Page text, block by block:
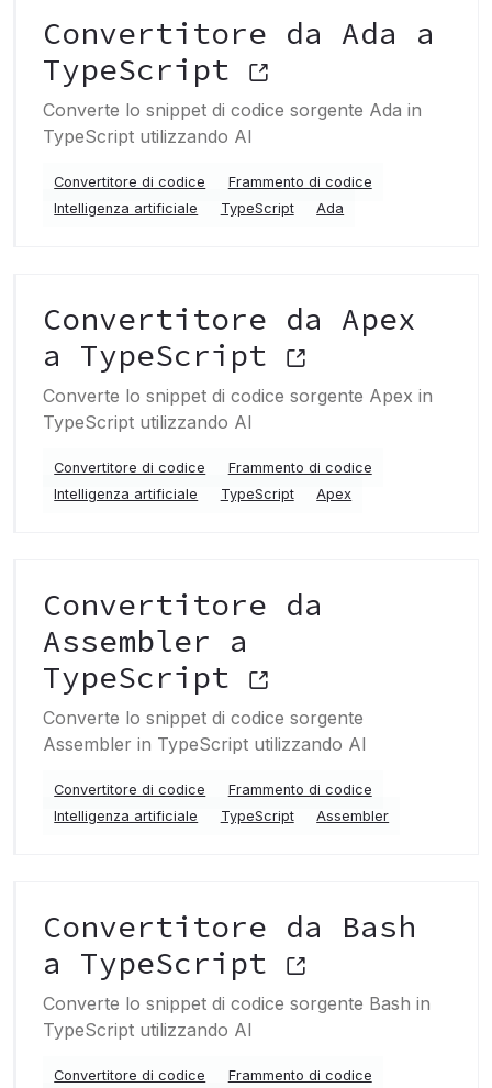
Convertitore da Ada a
TypeScript
Converte lo snippet di codice sorgente Ada in
TypeScript utilizzando AI
Convertitore di codice
Frammento di codice
Intelligenza artificiale
TypeScript Ada
Convertitore da Apex
a TypeScript
Converte lo snippet di codice sorgente Apex in
TypeScript utilizzando AI
Convertitore di codice
Frammento di codice
Intelligenza artificiale
TypeScript Apex
Convertitore da
Assembler a
TypeScript
Converte lo snippet di codice sorgente
Assembler in TypeScript utilizzando AI
Convertitore di codice
Frammento di codice
Intelligenza artificiale
TypeScript Assembler
Convertitore da Bash
a TypeScript
Converte lo snippet di codice sorgente Bash in
TypeScript utilizzando AI
Convertitore di codice
Frammento di codice